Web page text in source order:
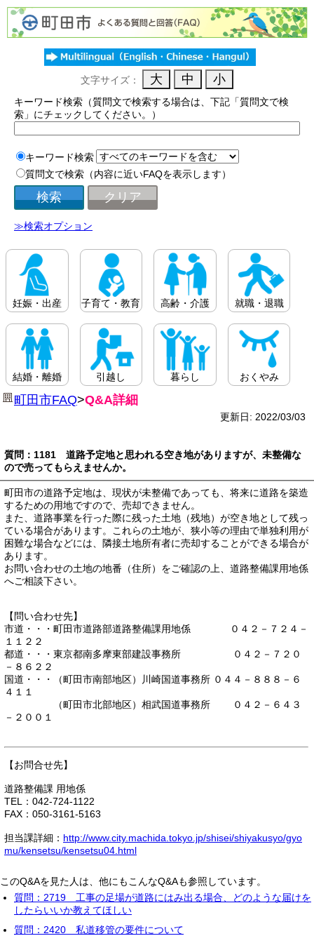
文字サイズ：
キーワード検索（質問文で検索する場合は、下記「質問文で検
索」にチェックしてください。）
キーワード検索
質問文で検索（内容に近いFAQを表示します）
≫検索オプション
妊娠・出産 子育て・教育 高齢・介護 就職・退職
結婚・離婚 引越し 暮らし おくやみ
町田市FAQ>Q&A詳細
更新日: 2022/03/03
質問：1181 道路予定地と思われる空き地がありますが、未整備な
ので売ってもらえませんか。
町田市の道路予定地は、現状が未整備であっても、将来に道路を築造
するための用地ですので、売却できません。
また、道路事業を行った際に残った土地（残地）が空き地として残っ
ている場合があります。これらの土地が、狭小等の理由で単独利用が
困難な場合などには、隣接土地所有者に売却することができる場合が
あります。
お問い合わせの土地の地番（住所）をご確認の上、道路整備課用地係
へご相談下さい。
【問い合わせ先】
市道・・・町田市道路部道路整備課用地係 ０４２－７２４－
１１２２
都道・・・東京都南多摩東部建設事務所 ０４２－７２０
－８６２２
国道・・・（町田市南部地区）川崎国道事務所 ０４４－８８８－６
４１１
（町田市北部地区）相武国道事務所 ０４２－６４３
－２００１
【お問合せ先】
道路整備課 用地係
TEL：042-724-1122
FAX：050-3161-5163
担当課詳細： http://www.city.machida.tokyo.jp/shisei/shiyakusyo/gyo
mu/kensetsu/kensetsu04.html
このQ&Aを見た人は、他にもこんなQ&Aも参照しています。
質問：2719 工事の足場が道路にはみ出る場合、どのような届けを
したらいいか教えてほしい
質問：2420 私道移管の要件について